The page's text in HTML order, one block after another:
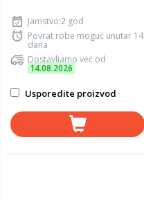
Jamstvo:2 god
Povrat robe moguć unutar 14
dana
Dostavljamo već od
14.08.2026
Usporedite proizvod